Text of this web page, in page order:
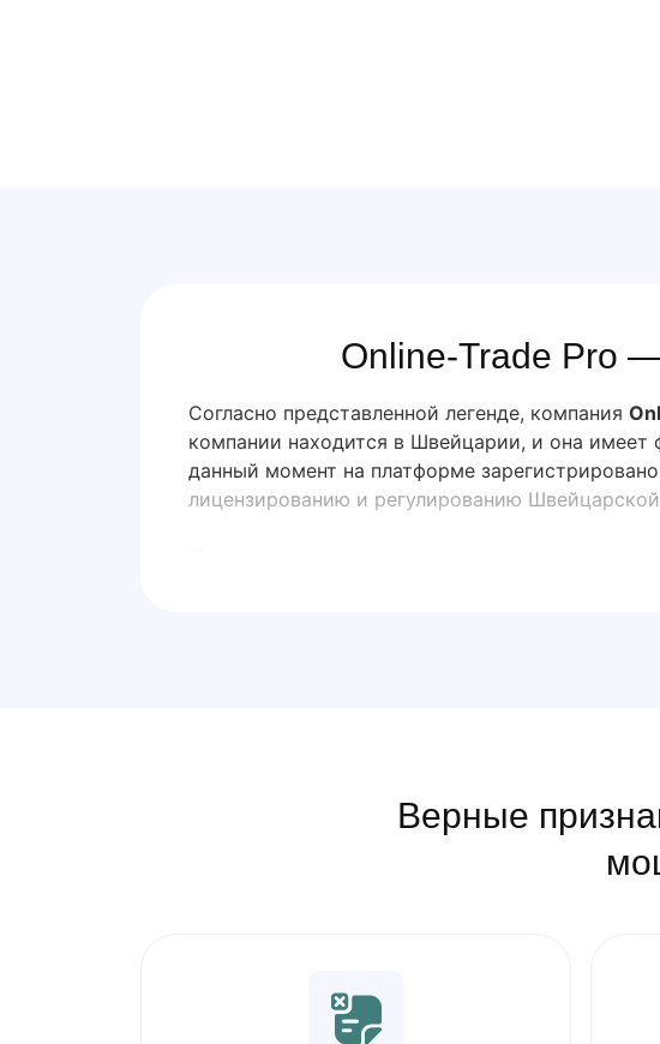
Online-Trade Pro
Согласно представленной легенде, компания
компании находится в Швейцарии, и она
данный момент на платформе
лицензированию и регулированию
Верные